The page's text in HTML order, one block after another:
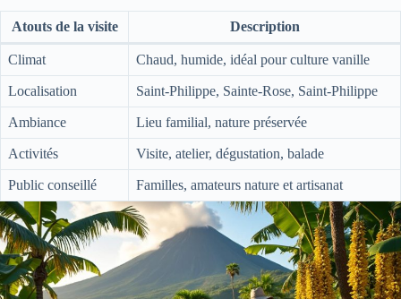
Atouts de la visite Description
Climat Chaud, humide, idéal pour culture vanille
Localisation Saint-Philippe, Sainte-Rose, Saint-Philippe
Ambiance Lieu familial, nature préservée
Activités Visite, atelier, dégustation, balade
Public conseillé Familles, amateurs nature et artisanat